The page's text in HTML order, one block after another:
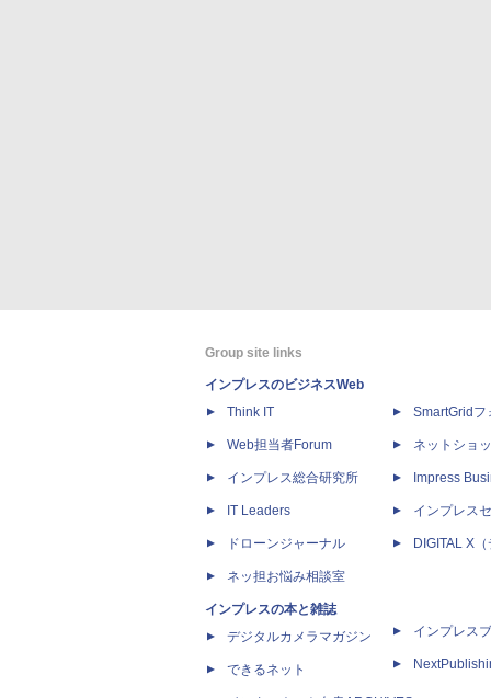
Group site links
インプレスのビジネスWeb
Think IT
Web担当者Forum
インプレス総合研究所
IT Leaders
ドローンジャーナル
ネッ担お悩み相談室
インプレスの本と雑誌
デジタルカメラマガジン
できるネット
SmartGridフ
ネットショ
Impress
インプレス
DIGITAL X
インプレス